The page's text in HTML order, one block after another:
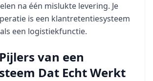
na één mislukte levering. Je
is een klantretentiesysteem
een logistiekfunctie.
van een
Dat Echt Werkt